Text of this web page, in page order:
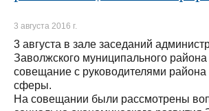
3 августа 2016 г.
3 августа в зале заседаний
Заволжского муниципального
совещание с руководителями района
сферы.
На совещании были рассмотрены